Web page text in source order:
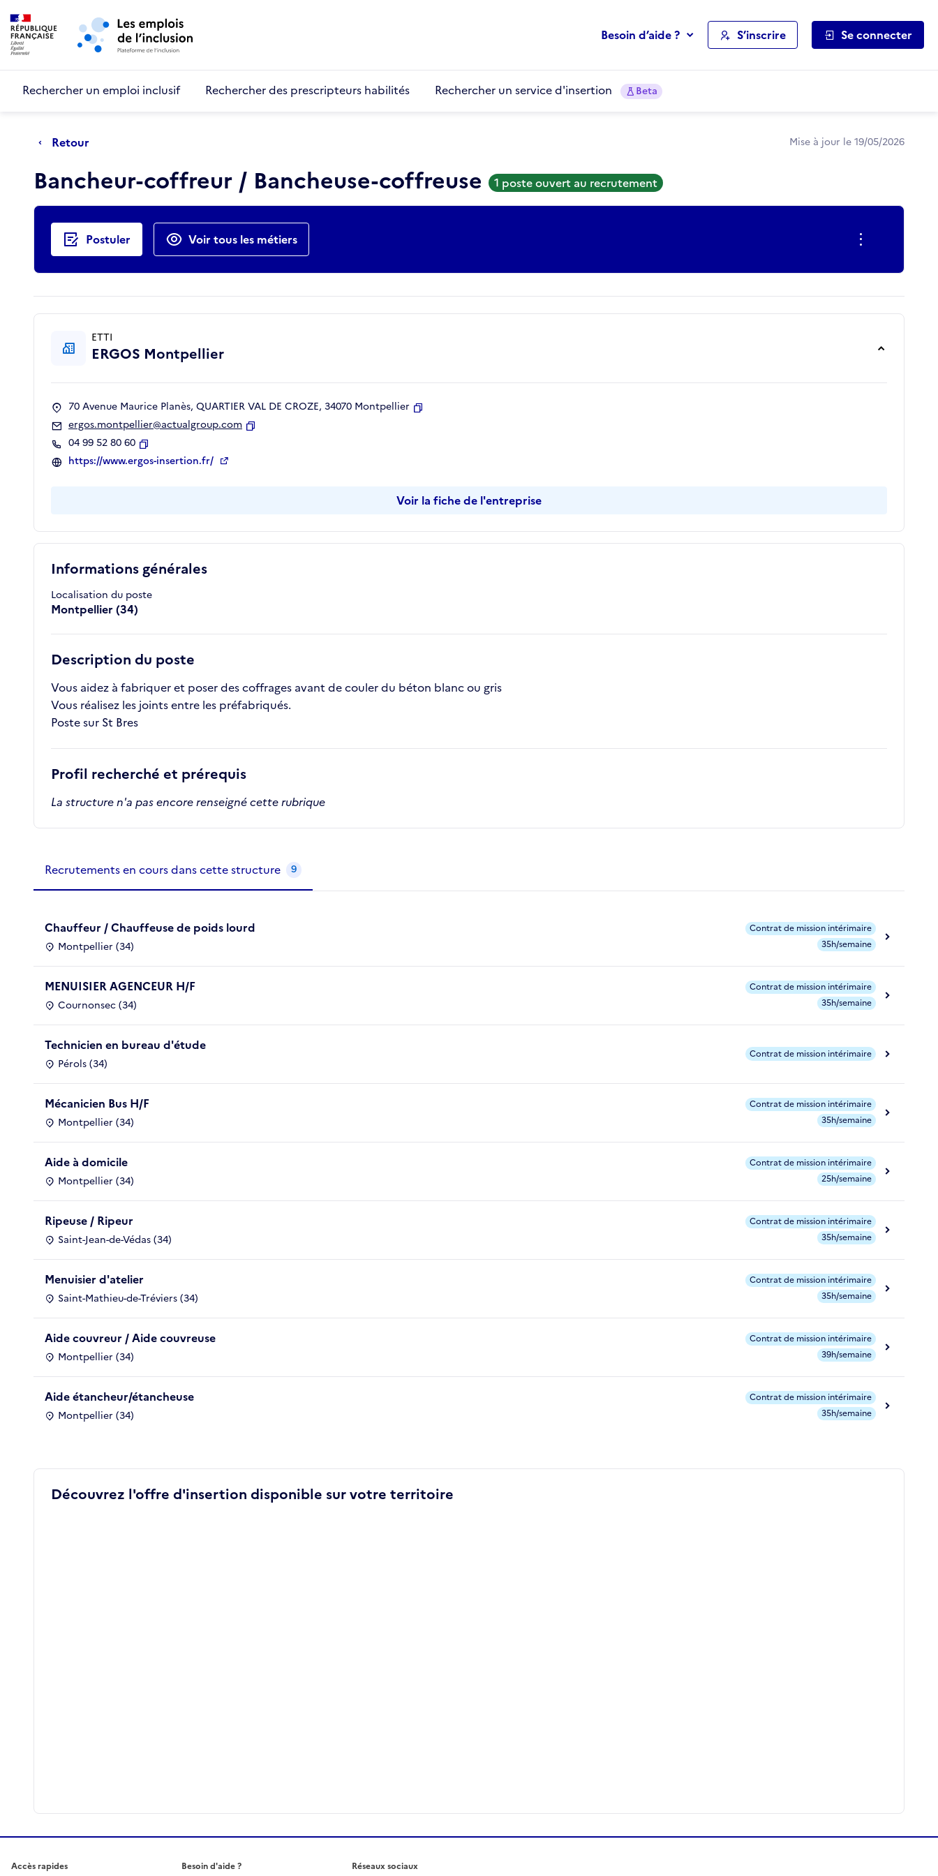
Aller au menu principal
Besoin d’aide ? S’inscrire Se connecter
Rechercher un emploi inclusif Rechercher des prescripteurs habilités Rechercher un service d'insertion Beta
Retour Mise à jour le 19/05/2026
Bancheur-coffreur / Bancheuse-coffreuse 1 poste ouvert au recrutement
Actions rapides
Postuler Voir tous les métiers
Informations générales
Localisation du poste
Montpellier (34)
Description du poste
Vous aidez à fabriquer et poser des coffrages avant de couler du béton blanc ou gris
Vous réalisez les joints entre les préfabriqués.
Poste sur St Bres
Profil recherché et prérequis
La structure n'a pas encore renseigné cette rubrique
ETTI
ERGOS Montpellier
70 Avenue Maurice Planès, QUARTIER VAL DE CROZE, 34070 Montpellier
ergos.montpellier@actualgroup.com
04 99 52 80 60
Copier
https://www.ergos-insertion.fr/
Voir la fiche de l'entreprise
Recrutements de la structure
Recrutements en cours dans cette structure 9
Chauffeur / Chauffeuse de poids lourd
Montpellier (34)
Contrat de mission intérimaire
35h/semaine
MENUISIER AGENCEUR H/F
Cournonsec (34)
Contrat de mission intérimaire
35h/semaine
Technicien en bureau d'étude
Pérols (34)
Contrat de mission intérimaire
Mécanicien Bus H/F
Montpellier (34)
Contrat de mission intérimaire
35h/semaine
Aide à domicile
Montpellier (34)
Contrat de mission intérimaire
25h/semaine
Ripeuse / Ripeur
Saint-Jean-de-Védas (34)
Contrat de mission intérimaire
35h/semaine
Menuisier d'atelier
Saint-Mathieu-de-Tréviers (34)
Contrat de mission intérimaire
35h/semaine
Aide couvreur / Aide couvreuse
Montpellier (34)
Contrat de mission intérimaire
39h/semaine
Aide étancheur/étancheuse
Montpellier (34)
Contrat de mission intérimaire
35h/semaine
Découvrez l'offre d'insertion disponible sur votre territoire
Accès rapides Besoin d'aide ? Réseaux sociaux